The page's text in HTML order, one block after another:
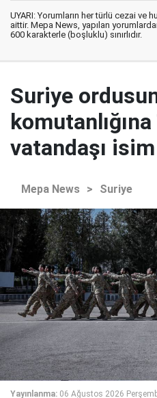
UYARI: Yorumların her türlü cezai ve
aittir. Mepa News, yapılan
600 karakterle (boşluklu) sınırlıdır.
Suriye
vatandaşı
Mepa News > Suriye
Yayınlanma: 06 Ağustos 2026